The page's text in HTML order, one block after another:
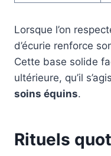
Lorsque l’on
d’écurie renforce
Cette base solide
ultérieure, qu’il
soins équins.
Rituels